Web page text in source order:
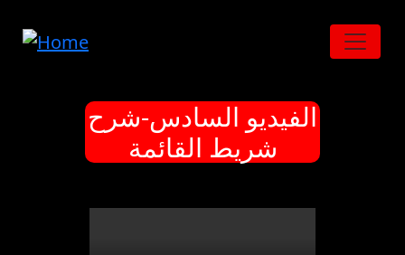
الفيديو السادس-شرح
شريط القائمة